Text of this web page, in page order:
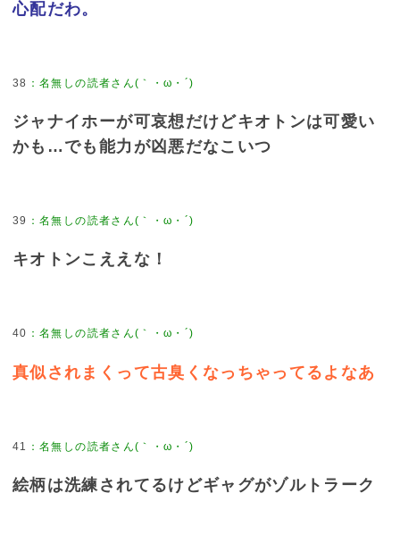
心配だわ。
38 ：名無しの読者さん(｀・ω・´)
ジャナイホーが可哀想だけどキオトンは可愛い
かも…でも能力が凶悪だなこいつ
39 ：名無しの読者さん(｀・ω・´)
キオトンこええな！
40 ：名無しの読者さん(｀・ω・´)
真似されまくって古臭くなっちゃってるよなあ
41 ：名無しの読者さん(｀・ω・´)
絵柄は洗練されてるけどギャグがゾルトラーク